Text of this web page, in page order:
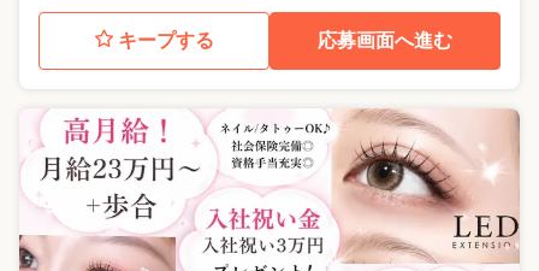
キープする 応募画面へ進む